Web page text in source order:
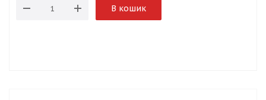
В кошик